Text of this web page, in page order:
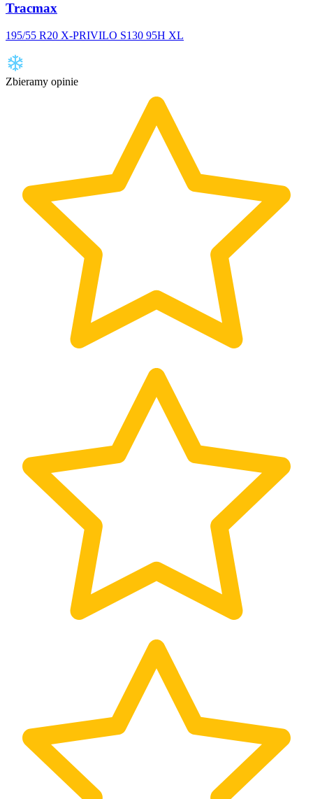
Tracmax
195/55 R20 X-PRIVILO S130 95H XL
Zbieramy opinie